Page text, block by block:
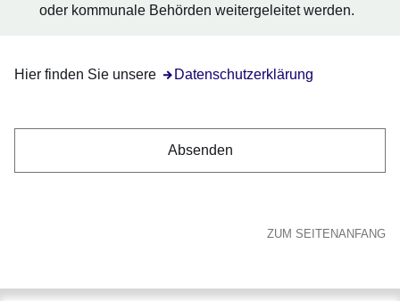
oder kommunale Behörden weitergeleitet werden.
Hier finden Sie unsere Datenschutzerklärung
Öffnet sich in einem neuen Fenster
ZUM SEITENANFANG